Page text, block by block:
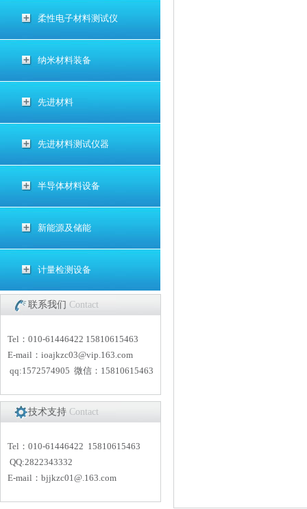
柔性电子材料测试仪
纳米材料装备
先进材料
先进材料测试仪器
半导体材料设备
新能源及储能
计量检测设备
联系我们 Contact
Tel：010-61446422 15810615463
E-mail： ioajkzc03@vip.163.com
qq:1572574905 微信：15810615463
技术支持 Contact
Tel：010-61446422 15810615463
QQ:2822343332
E-mail： bjjkzc01@.163.com